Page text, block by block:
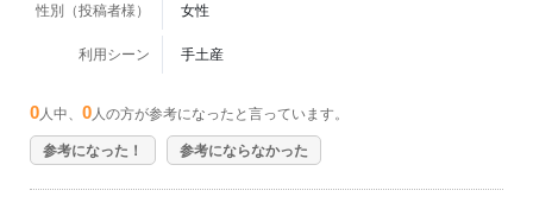
性別（投稿者様） 女性
利用シーン 手土産
0 人中、 0 人の方が参考になったと言っています。
参考になった！ 参考にならなかった